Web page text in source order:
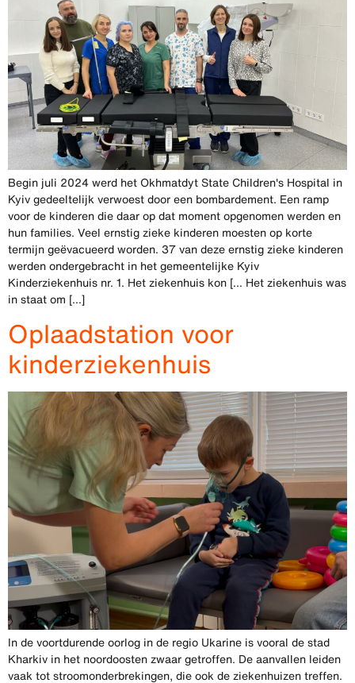
Begin juli 2024 werd het Okhmatdyt State Children's Hospital in
Kyiv gedeeltelijk verwoest door een bombardement. Een ramp
voor de kinderen die daar op dat moment opgenomen werden en
hun families. Veel ernstig zieke kinderen moesten op korte
termijn geëvacueerd worden. 37 van deze ernstig zieke kinderen
werden ondergebracht in het gemeentelijke Kyiv
Kinderziekenhuis nr. 1. Het ziekenhuis kon [... Het ziekenhuis was
in staat om [...]
Oplaadstation voor
kinderziekenhuis
In de voortdurende oorlog in de regio Ukarine is vooral de stad
Kharkiv in het noordoosten zwaar getroffen. De aanvallen leiden
vaak tot stroomonderbrekingen, die ook de ziekenhuizen treffen.